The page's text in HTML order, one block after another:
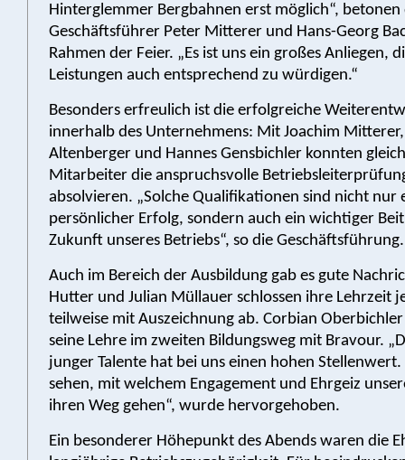
Hinterglemmer Bergbahnen erst möglich“, betonen
Geschäftsführer Peter Mitterer und Hans-Georg
Rahmen der Feier. „Es ist uns ein großes Anliegen,
Leistungen auch entsprechend zu würdigen.“
Besonders erfreulich ist die erfolgreiche
innerhalb des Unternehmens: Mit Joachim
Altenberger und Hannes Gensbichler konnten
Mitarbeiter die anspruchsvolle
absolvieren. „Solche Qualifikationen sind nicht nur
persönlicher Erfolg, sondern auch ein wichtiger
Zukunft unseres Betriebs“, so die Geschäftsführung.
Auch im Bereich der Ausbildung gab es gute
Hutter und Julian Müllauer schlossen ihre Lehrzeit
teilweise mit Auszeichnung ab. Corbian
seine Lehre im zweiten Bildungsweg mit Bravour.
junger Talente hat bei uns einen hohen Stellenwert.
sehen, mit welchem Engagement und Ehrgeiz
ihren Weg gehen“, wurde hervorgehoben.
Ein besonderer Höhepunkt des Abends waren die